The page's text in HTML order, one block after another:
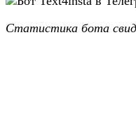
Статистика бота